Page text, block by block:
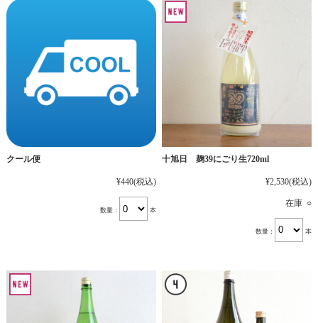
クール便
¥440(税込)
数量： 本
十旭日 麹39にごり生720ml
¥2,530(税込)
在庫 ○
数量： 本